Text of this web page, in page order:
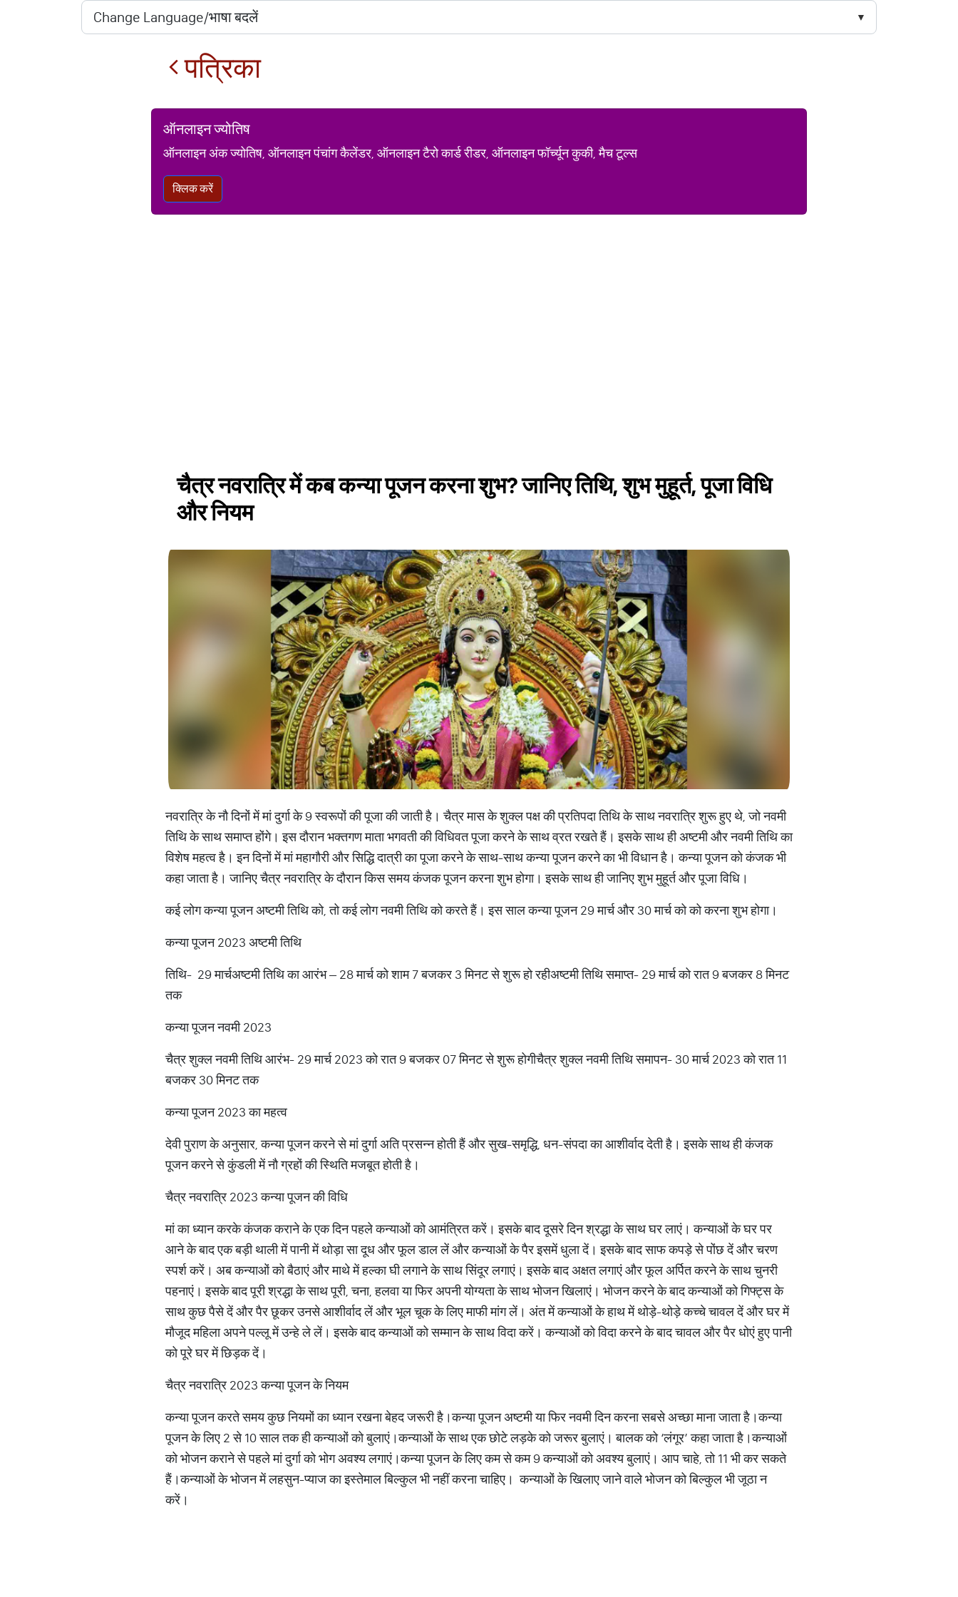
पत्रिका
ऑनलाइन ज्योतिष
ऑनलाइन अंक ज्योतिष, ऑनलाइन पंचांग कैलेंडर, ऑनलाइन टैरो कार्ड रीडर, ऑनलाइन फॉर्च्यून कुकी, मैच टूल्स
क्लिक करें
चैत्र नवरात्रि में कब कन्या पूजन करना शुभ? जानिए तिथि, शुभ मुहूर्त, पूजा विधि
और नियम
नवरात्रि के नौ दिनों में मां दुर्गा के 9 स्वरूपों की पूजा की जाती है। चैत्र मास के शुक्ल पक्ष की प्रतिपदा तिथि के साथ नवरात्रि शुरू हुए थे, जो नवमी
तिथि के साथ समाप्त होंगे। इस दौरान भक्तगण माता भगवती की विधिवत पूजा करने के साथ व्रत रखते हैं। इसके साथ ही अष्टमी और नवमी तिथि का
विशेष महत्व है। इन दिनों में मां महागौरी और सिद्धि दात्री का पूजा करने के साथ-साथ कन्या पूजन करने का भी विधान है। कन्या पूजन को कंजक भी
कहा जाता है। जानिए चैत्र नवरात्रि के दौरान किस समय कंजक पूजन करना शुभ होगा। इसके साथ ही जानिए शुभ मुहूर्त और पूजा विधि।
कई लोग कन्या पूजन अष्टमी तिथि को, तो कई लोग नवमी तिथि को करते हैं। इस साल कन्या पूजन 29 मार्च और 30 मार्च को को करना शुभ होगा।
कन्या पूजन 2023 अष्टमी तिथि
तिथि- 29 मार्चअष्टमी तिथि का आरंभ – 28 मार्च को शाम 7 बजकर 3 मिनट से शुरू हो रहीअष्टमी तिथि समाप्त- 29 मार्च को रात 9 बजकर 8 मिनट
तक
कन्या पूजन नवमी 2023
चैत्र शुक्ल नवमी तिथि आरंभ- 29 मार्च 2023 को रात 9 बजकर 07 मिनट से शुरू होगीचैत्र शुक्ल नवमी तिथि समापन- 30 मार्च 2023 को रात 11
बजकर 30 मिनट तक
कन्या पूजन 2023 का महत्व
देवी पुराण के अनुसार, कन्या पूजन करने से मां दुर्गा अति प्रसन्न होती हैं और सुख-समृद्धि, धन-संपदा का आशीर्वाद देती है। इसके साथ ही कंजक
पूजन करने से कुंडली में नौ ग्रहों की स्थिति मजबूत होती है।
चैत्र नवरात्रि 2023 कन्या पूजन की विधि
मां का ध्यान करके कंजक कराने के एक दिन पहले कन्याओं को आमंत्रित करें। इसके बाद दूसरे दिन श्रद्धा के साथ घर लाएं। कन्याओं के घर पर
आने के बाद एक बड़ी थाली में पानी में थोड़ा सा दूध और फूल डाल लें और कन्याओं के पैर इसमें धुला दें। इसके बाद साफ कपड़े से पोंछ दें और चरण
स्पर्श करें। अब कन्याओं को बैठाएं और माथे में हल्का घी लगाने के साथ सिंदूर लगाएं। इसके बाद अक्षत लगाएं और फूल अर्पित करने के साथ चुनरी
पहनाएं। इसके बाद पूरी श्रद्धा के साथ पूरी, चना, हलवा या फिर अपनी योग्यता के साथ भोजन खिलाएं। भोजन करने के बाद कन्याओं को गिफ्ट्स के
साथ कुछ पैसे दें और पैर छूकर उनसे आशीर्वाद लें और भूल चूक के लिए माफी मांग लें। अंत में कन्याओं के हाथ में थोड़े-थोड़े कच्चे चावल दें और घर में
मौजूद महिला अपने पल्लू में उन्हे ले लें। इसके बाद कन्याओं को सम्मान के साथ विदा करें। कन्याओं को विदा करने के बाद चावल और पैर धोएं हुए पानी
को पूरे घर में छिड़क दें।
चैत्र नवरात्रि 2023 कन्या पूजन के नियम
कन्या पूजन करते समय कुछ नियमों का ध्यान रखना बेहद जरूरी है।कन्या पूजन अष्टमी या फिर नवमी दिन करना सबसे अच्छा माना जाता है।कन्या
पूजन के लिए 2 से 10 साल तक ही कन्याओं को बुलाएं।कन्याओं के साथ एक छोटे लड़के को जरूर बुलाएं। बालक को ‘लंगूर’ कहा जाता है।कन्याओं
को भोजन कराने से पहले मां दुर्गा को भोग अवश्य लगाएं।कन्या पूजन के लिए कम से कम 9 कन्याओं को अवश्य बुलाएं। आप चाहे, तो 11 भी कर सकते
हैं।कन्याओं के भोजन में लहसुन-प्याज का इस्तेमाल बिल्कुल भी नहीं करना चाहिए। कन्याओं के खिलाए जाने वाले भोजन को बिल्कुल भी जूठा न
करें।